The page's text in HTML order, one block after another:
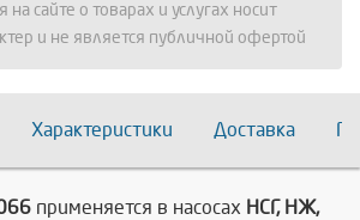
сайте о товарах и услугах носит
и не является публичной офертой
Характеристики Доставка
применяется в насосах НСГ, НЖ,